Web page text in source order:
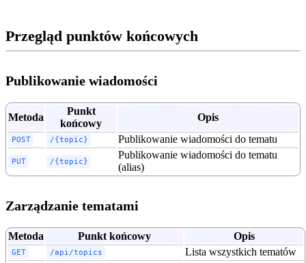
Przegląd punktów końcowych
Publikowanie wiadomości
Metoda
Punkt
końcowy
Opis
POST /{topic} Publikowanie wiadomości do tematu
PUT /{topic}
Publikowanie wiadomości do tematu
(alias)
Zarządzanie tematami
Metoda Punkt końcowy Opis
GET /api/topics Lista wszystkich tematów